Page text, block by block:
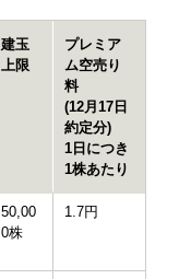
建玉
上限
プレミア
ム空売り
料
(12月17日
約定分)
1日につき
1株あたり
50,00
0株
1.7円